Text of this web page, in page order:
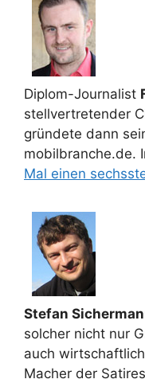
Diplom-Journalist
stellvertretender
gründete dann
mobilbranche.de.
Mal einen
Stefan
solcher nicht nur
auch
Macher der